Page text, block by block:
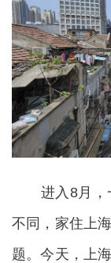
进入8月，
不同，家住上
题。今天，上